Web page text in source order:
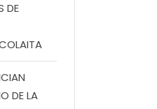
DE
DE LA